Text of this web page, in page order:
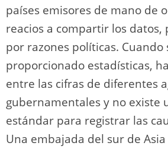
países emisores de mano de
reacios a compartir los datos,
por razones políticas. Cuando
proporcionado estadísticas,
entre las cifras de diferentes
gubernamentales y no existe
estándar para registrar las
Una embajada del sur de